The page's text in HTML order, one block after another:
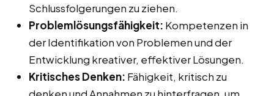
Schlussfolgerungen zu ziehen.
Problemlösungsfähigkeit: Kompetenzen in
der Identifikation von Problemen und der
Entwicklung kreativer, effektiver Lösungen.
Kritisches Denken: Fähigkeit, kritisch zu